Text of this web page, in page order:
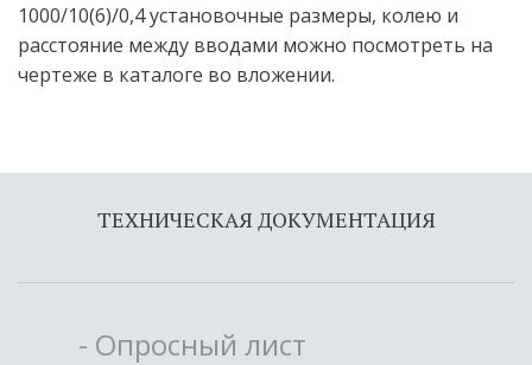
1000/10(6)/0,4 установочные размеры, колею и
расстояние между вводами можно посмотреть на
чертеже в каталоге во вложении.
ТЕХНИЧЕСКАЯ ДОКУМЕНТАЦИЯ
- Опросный лист